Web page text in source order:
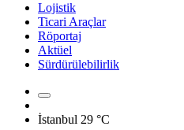
Lojistik
Ticari Araçlar
Röportaj
Aktüel
Sürdürülebilirlik
İstanbul 29 °C